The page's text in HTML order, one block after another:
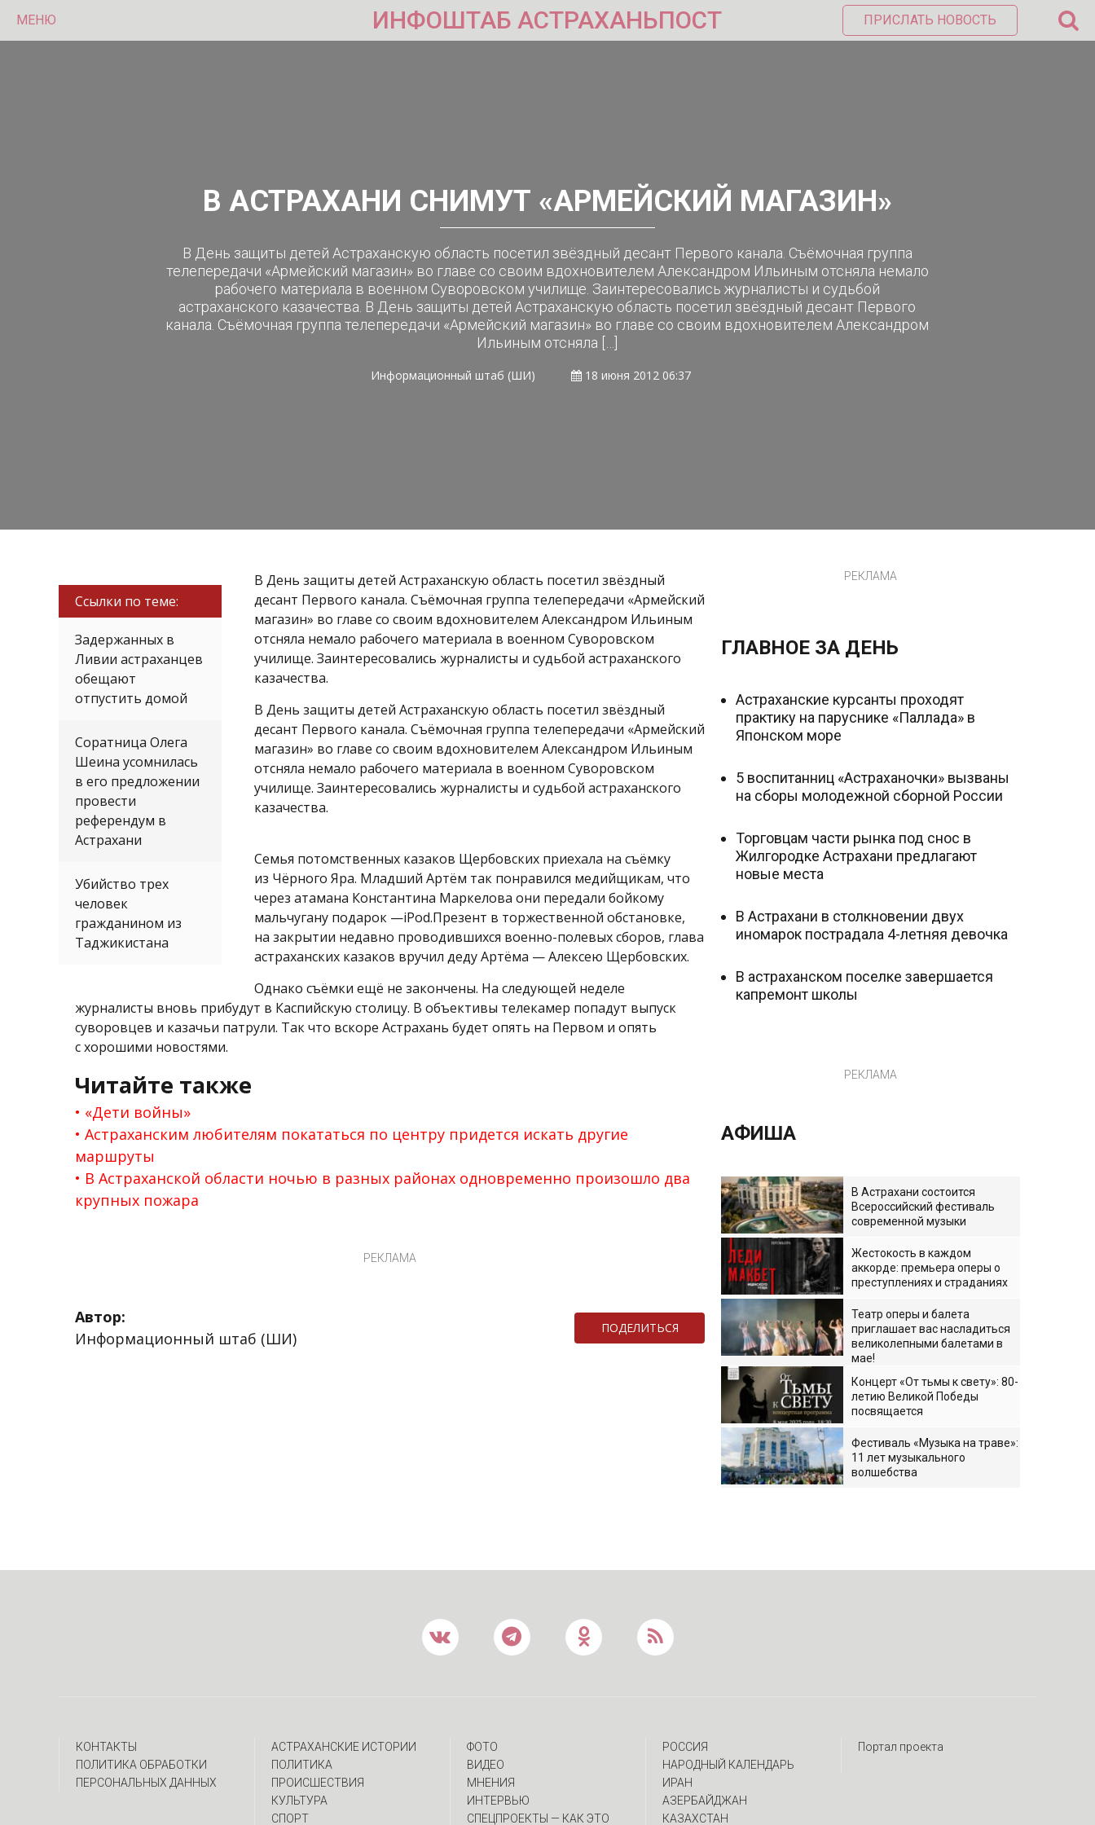
МЕНЮ ИНФОШТАБ АСТРАХАНЬПОСТ ПРИСЛАТЬ НОВОСТЬ
В АСТРАХАНИ СНИМУТ «АРМЕЙСКИЙ МАГАЗИН»
В День защиты детей Астраханскую область посетил звёздный десант Первого канала. Съёмочная группа
телепередачи «Армейский магазин» во главе со своим вдохновителем Александром Ильиным отсняла немало
рабочего материала в военном Суворовском училище. Заинтересовались журналисты и судьбой
астраханского казачества. В День защиты детей Астраханскую область посетил звёздный десант Первого
канала. Съёмочная группа телепередачи «Армейский магазин» во главе со своим вдохновителем Александром
Ильиным отсняла […]
Информационный штаб (ШИ) 18 июня 2012 06:37
Ссылки по теме:
Задержанных в
Ливии астраханцев
обещают
отпустить домой
Соратница Олега
Шеина усомнилась
в его предложении
провести
референдум в
Астрахани
Убийство трех
человек
гражданином из
Таджикистана
В День защиты детей Астраханскую область посетил звёздный
десант Первого канала. Съёмочная группа телепередачи «Армейский
магазин» во главе со своим вдохновителем Александром Ильиным
отсняла немало рабочего материала в военном Суворовском
училище. Заинтересовались журналисты и судьбой астраханского
казачества.
В День защиты детей Астраханскую область посетил звёздный
десант Первого канала. Съёмочная группа телепередачи «Армейский
магазин» во главе со своим вдохновителем Александром Ильиным
отсняла немало рабочего материала в военном Суворовском
училище. Заинтересовались журналисты и судьбой астраханского
казачества.
Семья потомственных казаков Щербовских приехала на съёмку
из Чёрного Яра. Младший Артём так понравился медийщикам, что
через атамана Константина Маркелова они передали бойкому
мальчугану подарок —iPod.Презент в торжественной обстановке,
на закрытии недавно проводившихся военно-полевых сборов, глава
астраханских казаков вручил деду Артёма — Алексею Щербовских.
Однако съёмки ещё не закончены. На следующей неделе
журналисты вновь прибудут в Каспийскую столицу. В объективы телекамер попадут выпуск
суворовцев и казачьи патрули. Так что вскоре Астрахань будет опять на Первом и опять
с хорошими новостями.
Читайте также
«Дети войны»
Астраханским любителям покататься по центру придется искать другие
маршруты
В Астраханской области ночью в разных районах одновременно произошло два
крупных пожара
РЕКЛАМА
Автор:
Информационный штаб (ШИ)
ПОДЕЛИТЬСЯ
РЕКЛАМА
ГЛАВНОЕ ЗА ДЕНЬ
Астраханские курсанты проходят
практику на паруснике «Паллада» в
Японском море
5 воспитанниц «Астраханочки» вызваны
на сборы молодежной сборной России
Торговцам части рынка под снос в
Жилгородке Астрахани предлагают
новые места
В Астрахани в столкновении двух
иномарок пострадала 4-летняя девочка
В астраханском поселке завершается
капремонт школы
РЕКЛАМА
АФИША
В Астрахани состоится
Всероссийский фестиваль
современной музыки
Жестокость в каждом
аккорде: премьера оперы о
преступлениях и страданиях
Театр оперы и балета
приглашает вас насладиться
великолепными балетами в
мае!
Концерт «От тьмы к свету»: 80-
летию Великой Победы
посвящается
Фестиваль «Музыка на траве»:
11 лет музыкального
волшебства
КОНТАКТЫ
ПОЛИТИКА ОБРАБОТКИ
ПЕРСОНАЛЬНЫХ ДАННЫХ
АСТРАХАНСКИЕ ИСТОРИИ
ПОЛИТИКА
ПРОИСШЕСТВИЯ
КУЛЬТУРА
СПОРТ
ФОТО
ВИДЕО
МНЕНИЯ
ИНТЕРВЬЮ
CПЕЦПРОЕКТЫ — КАК ЭТО
РОССИЯ
НАРОДНЫЙ КАЛЕНДАРЬ
ИРАН
АЗЕРБАЙДЖАН
КАЗАХСТАН
Портал проекта